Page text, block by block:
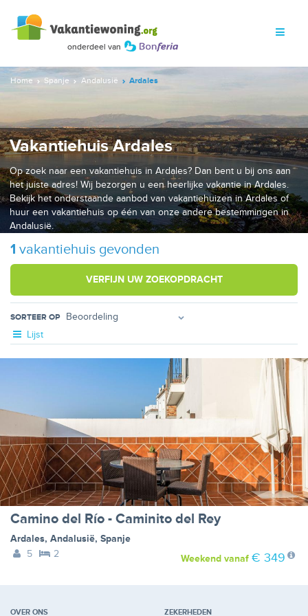
Home Spanje Andalusië Ardales
Vakantiehuis Ardales
Op zoek naar een vakantiehuis in Ardales? Dan bent u bij ons aan
het juiste adres! Wij bezorgen u een heerlijke vakantie in Ardales.
Bekijk het onderstaande aanbod van vakantiehuizen in Ardales of
huur een vakantiehuis op één van onze andere bestemmingen in
Andalusië.
1 vakantiehuis gevonden
VERFIJN UW ZOEKOPDRACHT
SORTEER OP
Lijst
Camino del Río - Caminito del Rey
Ardales, Andalusië, Spanje
5
2 Weekendvanaf € 349
OVER ONS ZEKERHEDEN